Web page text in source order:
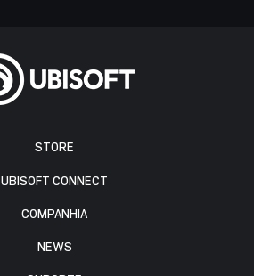
STORE
UBISOFT CONNECT
COMPANHIA
NEWS